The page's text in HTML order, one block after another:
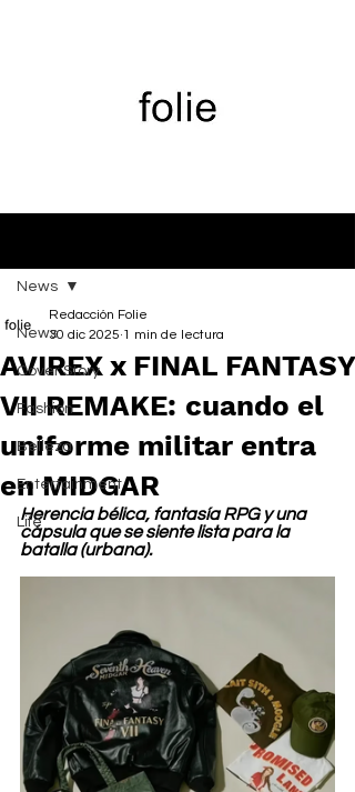
News
Cover Story
Fashion
Belleza
Entertainment
Life
News
AVIREX x FINAL FANTASY
VII REMAKE: cuando el
uniforme militar entra
en MIDGAR
Redacción Folie
30 dic 2025 1 min de lectura
Herencia bélica, fantasía RPG y una
cápsula que se siente lista para la
batalla (urbana).